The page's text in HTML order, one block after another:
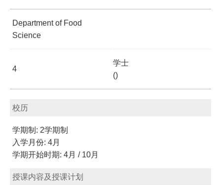
Department of Food
Science
4
学士
()
校历
学期制: 2学期制
入学月份: 4月
学期开始时期: 4月 / 10月
授课内容及授课计划